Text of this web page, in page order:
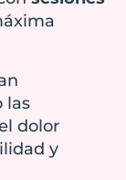
más
y
de la
corporal.
las
dolor
y